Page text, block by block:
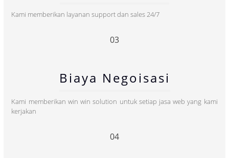
Kami memberikan layanan support dan sales 24/7
03
Biaya Negoisasi
Kami memberikan win win solution untuk setiap jasa web yang kami
kerjakan
04